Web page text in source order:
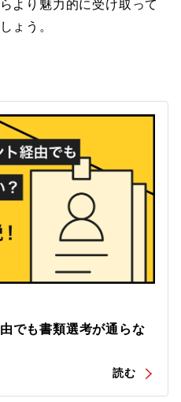
より魅力的に受け取って
ょう。
でも書類選考が通らな